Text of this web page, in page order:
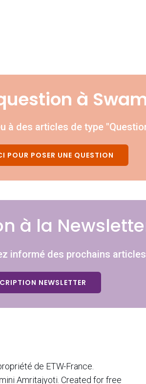
à
à des articles de type
POUR POSER UNE QUESTION
à la
informé des prochains
NEWSLETTER
de ETW-France.
Amritajyoti. Created for free